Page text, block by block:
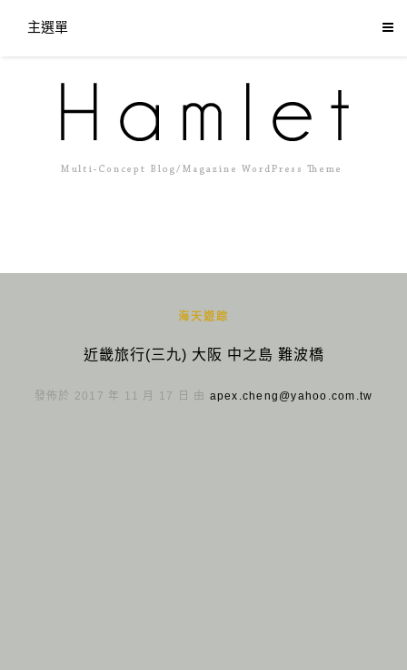
主選單
海天遊踪
近畿旅行(三九) 大阪 中之島 難波橋
發佈於 2017 年 11 月 17 日 由 apex.cheng@yahoo.com.tw